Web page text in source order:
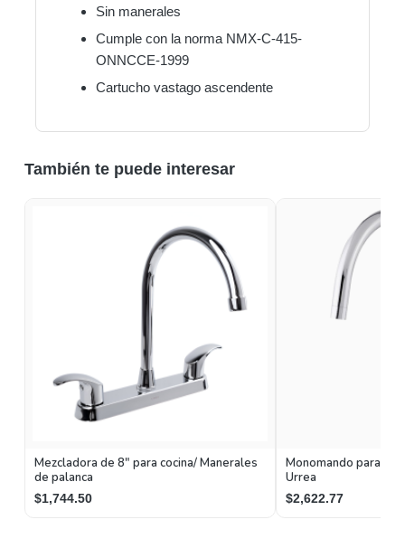
Sin manerales
Cumple con la norma NMX-C-415-
ONNCCE-1999
Cartucho vastago ascendente
También te puede interesar
Mezcladora de 8" para cocina/ Manerales
de palanca
$1,744.50
Monomando para
Urrea
$2,622.77